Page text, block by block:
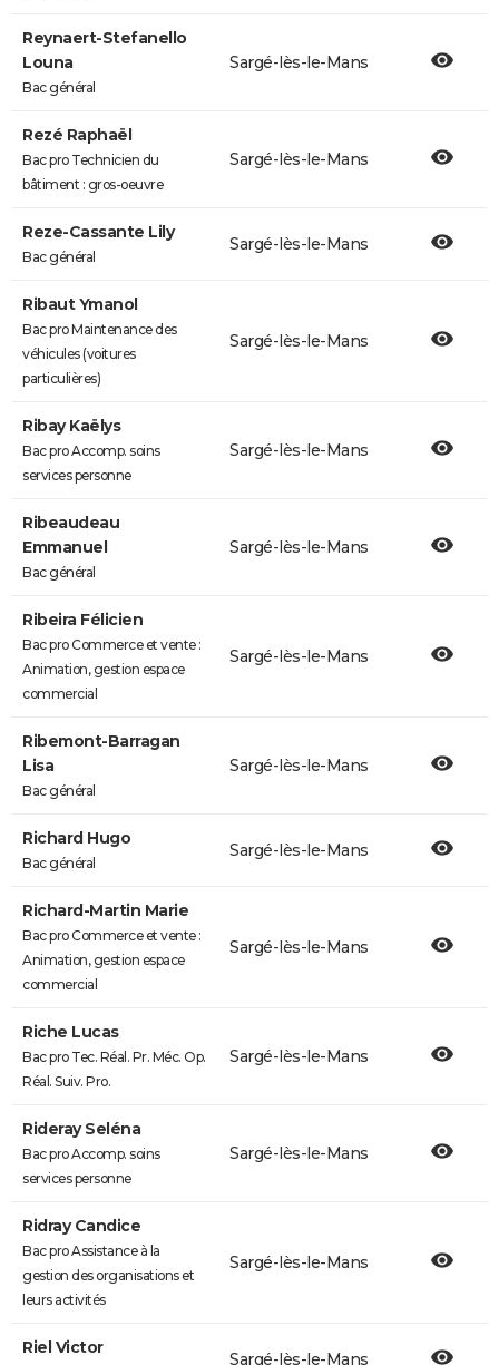
Reynaert-Stefanello
Louna
Bac général
Sargé-lès-le-Mans
Rezé Raphaël
Bac pro Technicien du
bâtiment : gros-oeuvre
Sargé-lès-le-Mans
Reze-Cassante Lily
Bac général
Sargé-lès-le-Mans
Ribaut Ymanol
Bac pro Maintenance des
véhicules (voitures
particulières)
Sargé-lès-le-Mans
Ribay Kaëlys
Bac pro Accomp. soins
services personne
Sargé-lès-le-Mans
Ribeaudeau
Emmanuel
Bac général
Sargé-lès-le-Mans
Ribeira Félicien
Bac pro Commerce et vente :
Animation, gestion espace
commercial
Sargé-lès-le-Mans
Ribemont-Barragan
Lisa
Bac général
Sargé-lès-le-Mans
Richard Hugo
Bac général
Sargé-lès-le-Mans
Richard-Martin Marie
Bac pro Commerce et vente :
Animation, gestion espace
commercial
Sargé-lès-le-Mans
Riche Lucas
Bac pro Tec. Réal. Pr. Méc. Op.
Réal. Suiv. Pro.
Sargé-lès-le-Mans
Rideray Seléna
Bac pro Accomp. soins
services personne
Sargé-lès-le-Mans
Ridray Candice
Bac pro Assistance à la
gestion des organisations et
leurs activités
Sargé-lès-le-Mans
Riel Victor
Sargé-lès-le-Mans